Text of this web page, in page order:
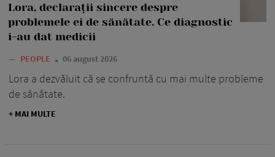
Lora, declarații sincere despre
problemele ei de sănătate. Ce diagnostic
i-au dat medicii
— PEOPLE 06 august 2026
Lora a dezvăluit că se confruntă cu mai multe probleme
de sănătate.
+ MAI MULTE